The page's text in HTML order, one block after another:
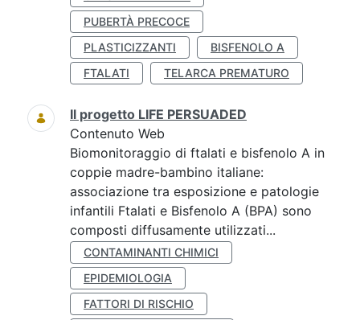
PUBERTÀ PRECOCE
PLASTICIZZANTI
BISFENOLO A
FTALATI
TELARCA PREMATURO
Il progetto LIFE PERSUADED
Contenuto Web
Biomonitoraggio di ftalati e bisfenolo A in
coppie madre-bambino italiane:
associazione tra esposizione e patologie
infantili Ftalati e Bisfenolo A (BPA) sono
composti diffusamente utilizzati...
CONTAMINANTI CHIMICI
EPIDEMIOLOGIA
FATTORI DI RISCHIO